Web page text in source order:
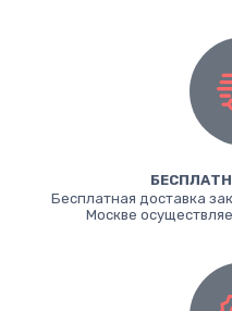
Бесплатная доставка
Москве